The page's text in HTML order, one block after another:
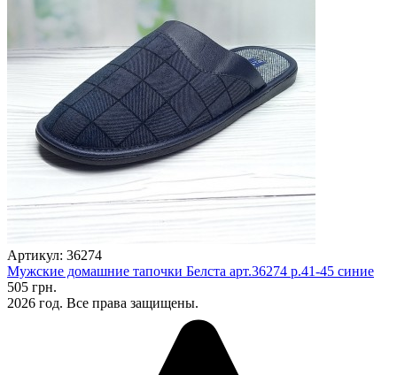
Артикул: 36274
Мужские домашние тапочки Белста арт.36274 р.41-45 синие
505 грн.
2026 год. Все права защищены.